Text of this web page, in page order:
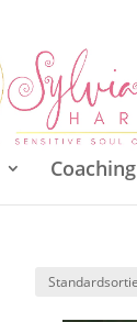
Coaching